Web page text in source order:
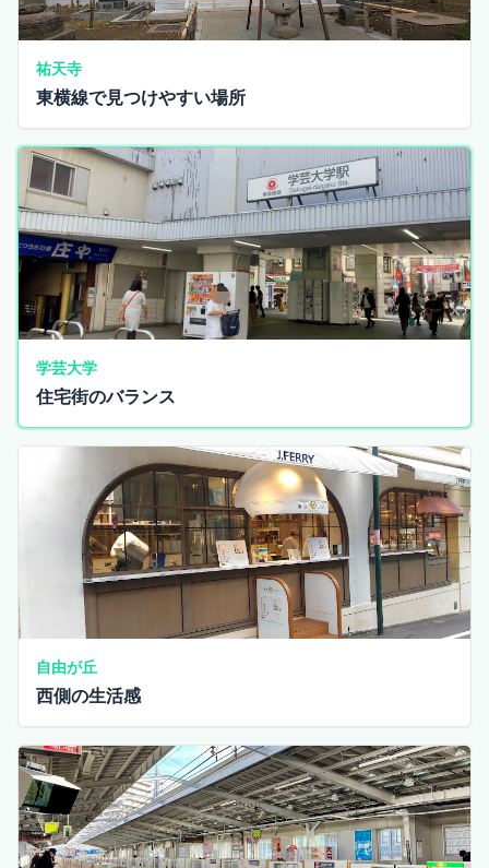
祐天寺
東横線で見つけやすい場所
学芸大学
住宅街のバランス
自由が丘
西側の生活感